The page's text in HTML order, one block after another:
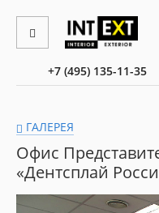
+7 (495) 135-11-35
ГАЛЕРЕЯ
Офис
«Дентсплай